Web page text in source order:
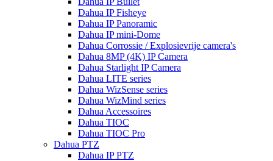
Dahua IP Fisheye
Dahua IP Panoramic
Dahua IP mini-Dome
Dahua Corrossie / Explosievrije camera's
Dahua 8MP (4K) IP Camera
Dahua Starlight IP Camera
Dahua LITE series
Dahua WizSense series
Dahua WizMind series
Dahua Accessoires
Dahua TIOC
Dahua TIOC Pro
Dahua PTZ
Dahua IP PTZ